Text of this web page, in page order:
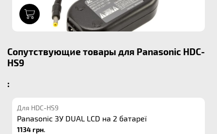
Сопутствующие товары для Panasonic HDC-
HS9
:
Для HDC-HS9
Panasonic ЗУ DUAL LCD на 2 батареї
1134 грн.